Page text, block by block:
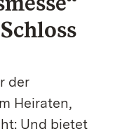
der
Heiraten,
Und bietet